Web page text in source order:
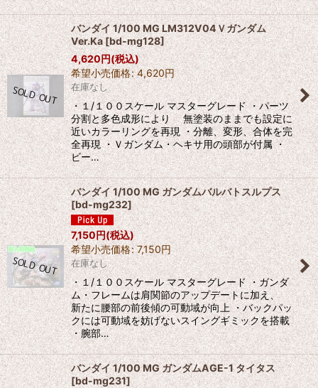
バンダイ 1/100 MG LM312V04Ｖガンダム
Ver.Ka[bd-mg128]
4,620円(税込)
希望小売価格: 4,620円
在庫なし
・１/１００スケール マスターグレード ・パーツ
分割と多色成形により 無塗装のままでも設定に
近いカラーリングを再現 ・分離、変形、合体を完
全再現 ・Ｖガンダム・ヘキサ用の頭部が付属 ・
ビー…
バンダイ 1/100 MG ガンダムバルバトスルプス
[bd-mg232]
7,150円(税込)
希望小売価格: 7,150円
在庫なし
・１/１００スケール マスターグレード ・ガンダ
ム・フレームは肩関節のアップデートに加え、
新たに腰部の前後傾の可動域が向上 ・バックパッ
クには可動域を妨げないスイングギミックを搭載
・腕部…
バンダイ 1/100 MG ガンダムAGE-1 タイタス
[bd-mg231]